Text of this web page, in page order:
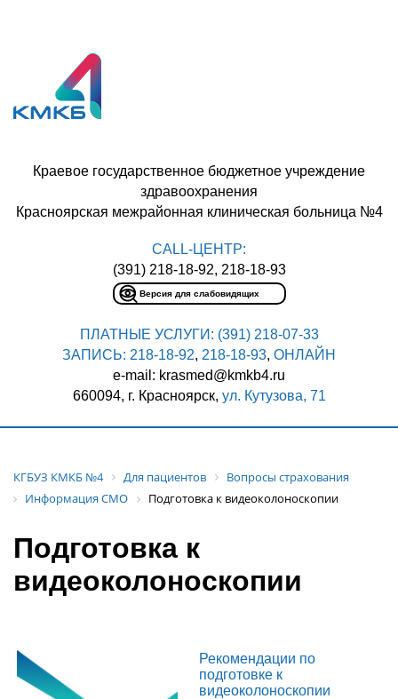
CALL-ЦЕНТР:
(391) 218-18-92, 218-18-93
Версия для слабовидящих
Краевое государственное бюджетное учреждение
здравоохранения
Красноярская межрайонная клиническая больница №4
ПЛАТНЫЕ УСЛУГИ: (391) 218-07-33
ЗАПИСЬ: 218-18-92, 218-18-93, ОНЛАЙН
e-mail: krasmed@kmkb4.ru
660094, г. Красноярск, ул. Кутузова, 71
КГБУЗ КМКБ №4 Для пациентов
Вопросы страхования
Информация СМО
Подготовка к видеоколоноскопии
Подготовка к
видеоколоноскопии
Рекомендации по
подготовке к
видеоколоноскопии